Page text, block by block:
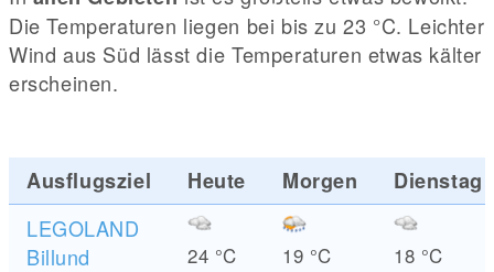
Die Temperaturen liegen bei bis zu 23 °C. Leichter
Wind aus Süd lässt die Temperaturen etwas kälter
erscheinen.
Ausflugsziel Heute Morgen
Dienstag
LEGOLAND
Billund
24 °C 19 °C 18 °C